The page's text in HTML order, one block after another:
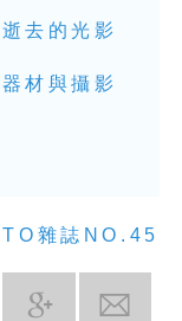
去的光影
材與攝影
雜誌NO.45